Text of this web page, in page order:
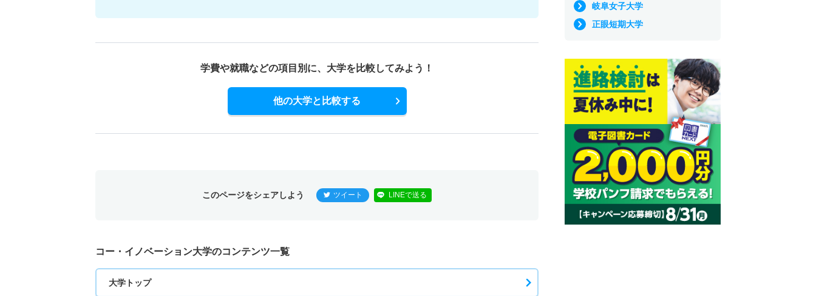
学費や就職などの項目別に、 大学を比較してみよう！
他の大学と比較する
このページをシェアしよう ツイート LINEで送る
コー・イノベーション大学のコンテンツ一覧
大学トップ
岐阜女子大学
正眼短期大学